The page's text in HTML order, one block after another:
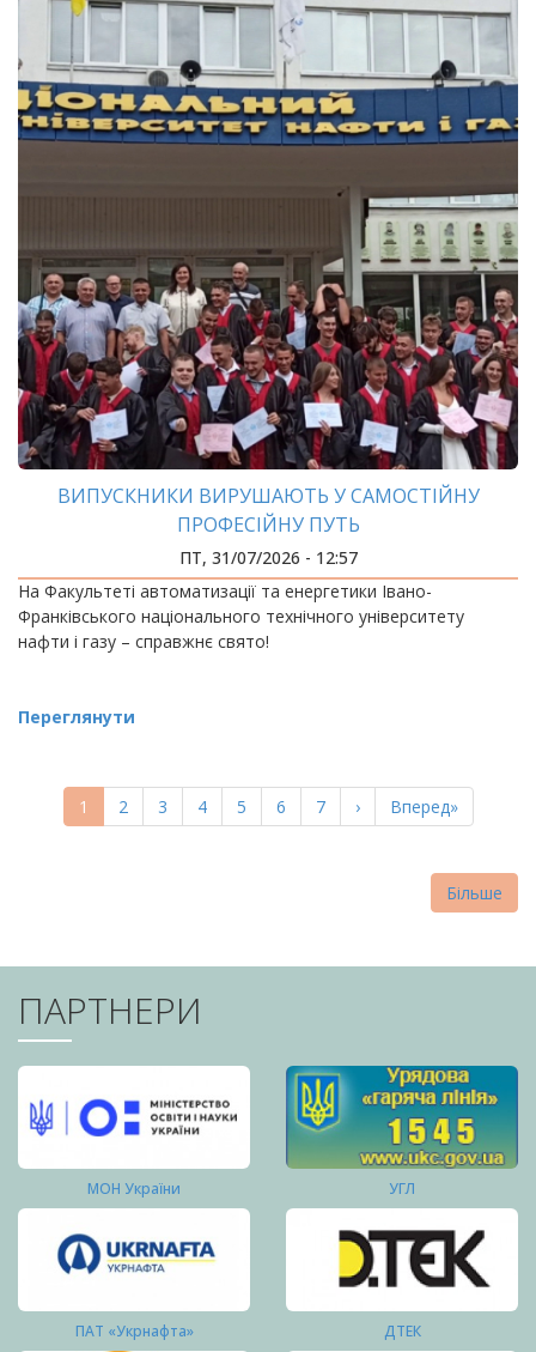
ВИПУСКНИКИ ВИРУШАЮТЬ У САМОСТІЙНУ
ПРОФЕСІЙНУ ПУТЬ
ПТ, 31/07/2026 - 12:57
На Факультеті автоматизації та енергетики Івано-
Франківського національного технічного університету
нафти і газу – справжнє свято!
Переглянути
СТОРІНКИПоточна
сторінка
1 Page
2 Page
3 Page
4 Page
5 Page
6 Page
7
Наступна
сторінка
›
Остання
сторінка
Вперед»
Більше
ПАРТНЕРИ
МОН України УГЛ
ПАТ «Укрнафта» ДТЕК